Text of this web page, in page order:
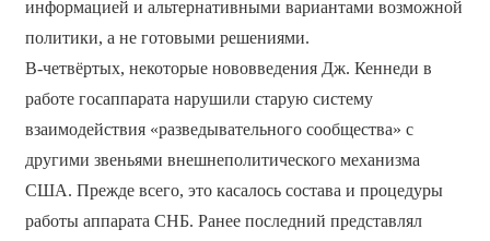
информацией и альтернативными вариантами возможной
политики, а не готовыми решениями.
B-четвёртых, некоторые нововведения Дж. Кеннеди в
работе госаппарата нарушили старую систему
взаимодействия «разведывательного сообщества» с
другими звеньями внешнеполитического механизма
США. Прежде всего, это касалось состава и процедуры
работы аппарата СНБ. Ранее последний представлял